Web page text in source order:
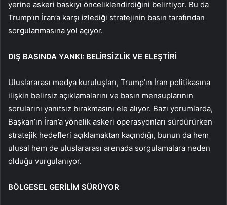
yerine askeri baskıyı önceliklendirdiğini belirtiyor. Bu da
Trump’ın İran’a karşı izlediği stratejinin basın tarafından
sorgulanmasına yol açıyor.
DIŞ BASINDA YANKI: BELİRSİZLİK VE ELEŞTİRİ
Uluslararası medya kuruluşları, Trump’ın İran politikasına
ilişkin belirsiz açıklamalarını ve basın mensuplarının
sorularını yanıtsız bırakmasını ele alıyor. Bazı yorumlarda,
Başkan’ın İran’a yönelik askeri operasyonları sürdürürken
stratejik hedefleri açıklamaktan kaçındığı, bunun da hem
ulusal hem de uluslararası arenada sorgulamalara neden
olduğu vurgulanıyor.
BÖLGESEL GERİLİM SÜRÜYOR